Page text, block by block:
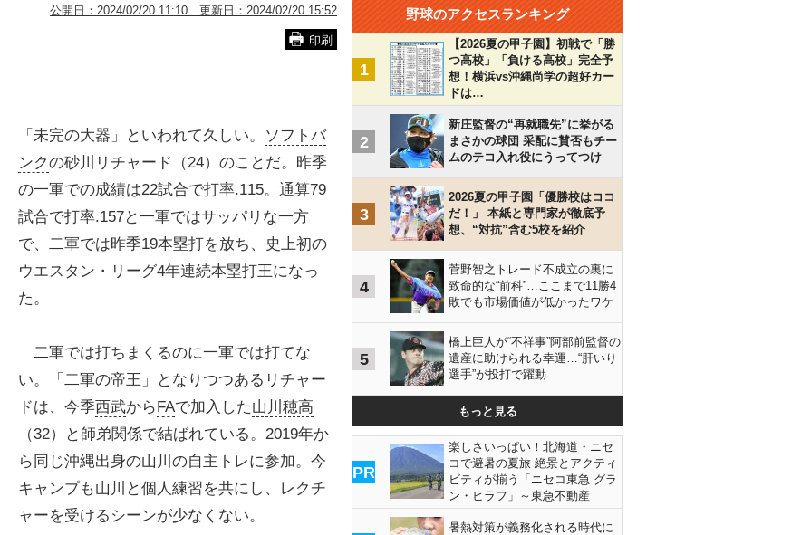
公開日： 2024/02/20 11:10 更新日： 2024/02/20 15:52
印刷
「未完の大器」といわれて久しい。
ソフトバ
ンクの砂川リチャード（24）のことだ。昨季
の一軍での成績は22試合で打率.115。通算79
試合で打率.157と一軍ではサッパリな一方
で、二軍では昨季19本塁打を放ち、史上初の
ウエスタン・リーグ4年連続本塁打王になっ
た。
二軍では打ちまくるのに一軍では打てな
い。「二軍の帝王」となりつつあるリチャー
ドは、今季西武からFAで加入した山川穂高
（32）と師弟関係で結ばれている。2019年か
ら同じ沖縄出身の山川の自主トレに参加。今
キャンプも山川と個人練習を共にし、レクチ
ャーを受けるシーンが少なくない。
野球のアクセスランキング
1
【2026夏の甲子園】初戦で「勝
つ高校」「負ける高校」完全予
想！横浜vs沖縄尚学の超好カー
ドは…
2
新庄監督の“再就職先”に挙がる
まさかの球団 采配に賛否もチー
ムのテコ入れ役にうってつけ
3
2026夏の甲子園「優勝校はココ
だ！」 本紙と専門家が徹底予
想、“対抗”含む5校を紹介
4
菅野智之トレード不成立の裏に
致命的な“前科”…ここまで11勝4
敗でも市場価値が低かったワケ
5
橋上巨人が“不祥事”阿部前監督の
遺産に助けられる幸運…“肝いり
選手”が投打で躍動
もっと見る
PR
楽しさいっぱい！北海道・ニセ
コで避暑の夏旅 絶景とアクティ
ビティが揃う「ニセコ東急 グラ
ン・ヒラフ」～東急不動産
暑熱対策が義務化される時代に